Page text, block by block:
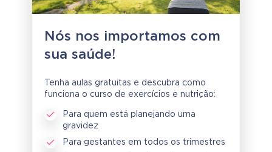
Nós nos importamos com
sua saúde!
Tenha aulas gratuitas e descubra como
funciona o curso de exercícios e nutrição:
Para quem está planejando uma
gravidez
Para gestantes em todos os trimestres